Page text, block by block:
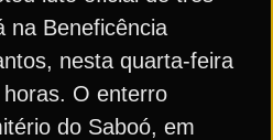
na Beneficência
nesta quarta-feira
O enterro
do Saboó, em